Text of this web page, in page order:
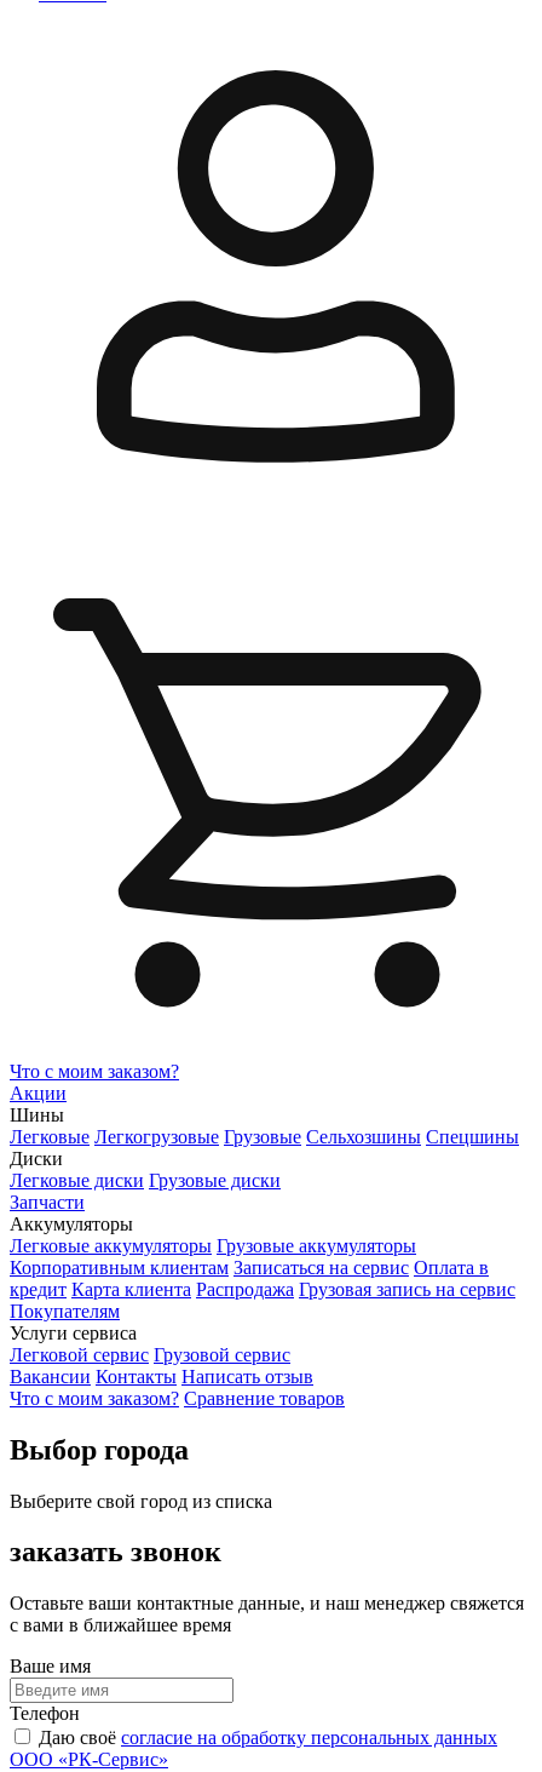
Что с моим заказом?
Акции
Шины
Легковые Легкогрузовые Грузовые Сельхозшины Спецшины
Диски
Легковые диски Грузовые диски
Запчасти
Аккумуляторы
Легковые аккумуляторы Грузовые аккумуляторы
Корпоративным клиентам Записаться на сервис Оплата в
кредит Карта клиента Распродажа Грузовая запись на сервис
Покупателям
Услуги сервиса
Легковой сервис Грузовой сервис
Вакансии Контакты Написать отзыв
Что с моим заказом? Сравнение товаров
Выбор города
Выберите свой город из списка
заказать звонок
Оставьте ваши контактные данные, и наш менеджер свяжется
с вами в ближайшее время
Ваше имя
Телефон
Даю своё согласие на обработку персональных данных
ООО «РК-Сервис»